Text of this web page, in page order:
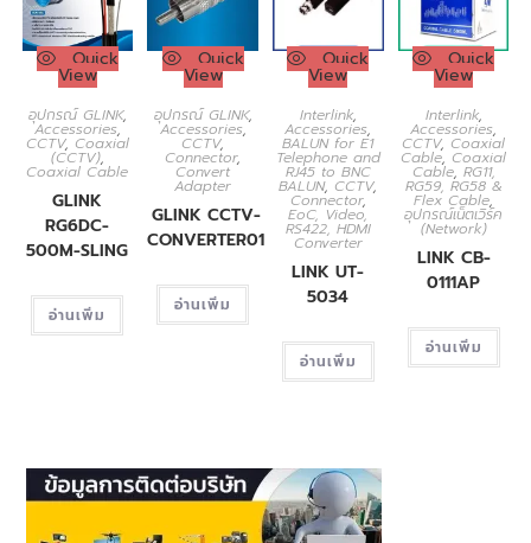
Quick
View
อุปกรณ์ GLINK,
Accessories,
CCTV, Coaxial
(CCTV),
Coaxial Cable
GLINK
RG6DC-
500M-SLING
อ่านเพิ่ม
Quick
View
อุปกรณ์ GLINK,
Accessories,
CCTV,
Connector,
Convert
Adapter
GLINK CCTV-
CONVERTER01
อ่านเพิ่ม
Quick
View
Interlink,
Accessories,
BALUN for E1
Telephone and
RJ45 to BNC
BALUN, CCTV,
Connector,
EoC, Video,
RS422, HDMI
Converter
LINK UT-
5034
อ่านเพิ่ม
Quick
View
Interlink,
Accessories,
CCTV, Coaxial
Cable, Coaxial
Cable, RG11,
RG59, RG58 &
Flex Cable,
อุปกรณ์เน็ตเวิร์ค
(Network)
LINK CB-
0111AP
อ่านเพิ่ม